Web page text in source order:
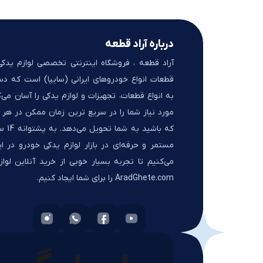
درباره آراد قطعه
آراد قطعه ، فروشگاه اینترنتی تخصصی لوازم
قطعات انواع خودروهای ایرانی (سایپا) است که
به انواع قطعات، تجهیزات و لوازم یدکی را آسان
مورد نیاز شما را در سریع ترین زمان ممکن در هر
که
مستمر و حرفه‌ای در بازار لوازم یدکی خودرو در
می‌کنیم تا تجربه بسیار خوبی از خرید آنلاین
AradGhete.com را برای شما ایجاد کنیم.